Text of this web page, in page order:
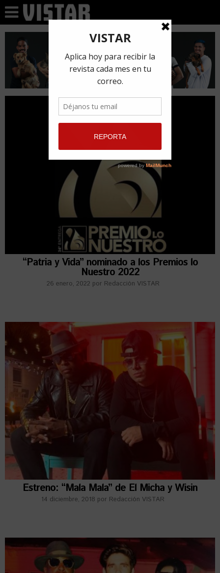
“Patria y Vida” nominado a los Premios lo
Nuestro 2022
26 enero, 2022 por Redacción VISTAR
Estreno: “Mala Mala” de El Micha y Wisin
14 diciembre, 2018 por Redacción VISTAR